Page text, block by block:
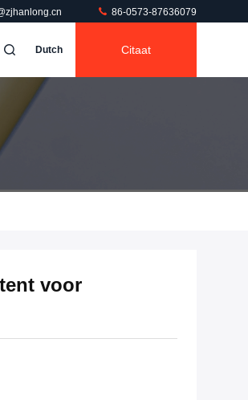
86-0573-87636079
Dutch Citaat
voor